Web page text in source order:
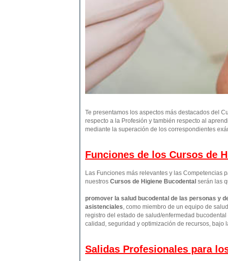
Te presentamos los aspectos más destacados del
respecto a la Profesión y también respecto al
mediante la superación de los correspondientes
Funciones de los Cursos de
Las Funciones más relevantes y las Competencias
nuestros Cursos de Higiene Bucodental serán las
promover la salud bucodental de las personas y
asistenciales , como miembro de un equipo de
registro del estado de salud/enfermedad
calidad, seguridad y optimización de recursos, bajo
Salidas Profesionales para